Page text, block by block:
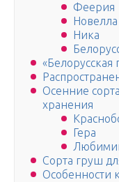
Феерия
Новелла
Ника
«Белорусская
Осенние
хранения
Гера
Сорта груш
Особенности